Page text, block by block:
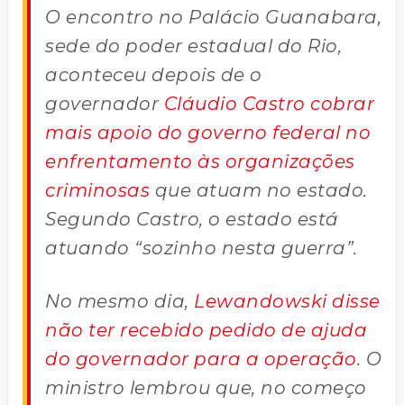
O encontro no Palácio Guanabara,
sede do poder estadual do Rio,
aconteceu depois de o
governador Cláudio Castro cobrar
mais apoio do governo federal no
enfrentamento às organizações
criminosas que atuam no estado.
Segundo Castro, o estado está
atuando “sozinho nesta guerra”.
No mesmo dia, Lewandowski disse
não ter recebido pedido de ajuda
do governador para a operação. O
ministro lembrou que, no começo